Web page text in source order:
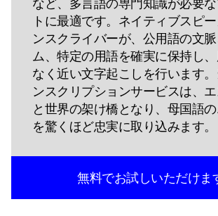
など、多言語の専門知識が必要
トに最適です。ネイティブスピ
ンスクライバーが、公用語の文
ム、特定の用語を確実に保持し
なく近い文字起こしを行います
ンスクリプションサービスは、
と世界の架け橋となり、母国語
を驚くほど忠実に取り込みます。
無料でお試しいただけま